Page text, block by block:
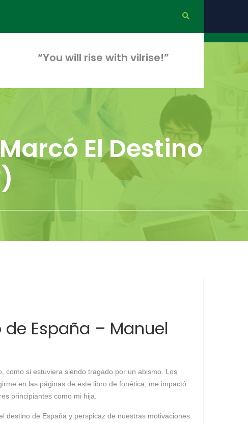
“You will rise with vilrise!”
El Destino
España – Manuel
como si estuviera siendo tragado por un abismo. Los
en las páginas de este libro de fonética, me impactó
principiantes como mi hija.
destino de España y perspicaz de nuestras motivaciones